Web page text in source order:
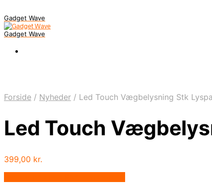
Gadget Wave
Gadget Wave
Forside / Nyheder / Led Touch Vægbelysning Stk
Led Touch
399,00 kr.